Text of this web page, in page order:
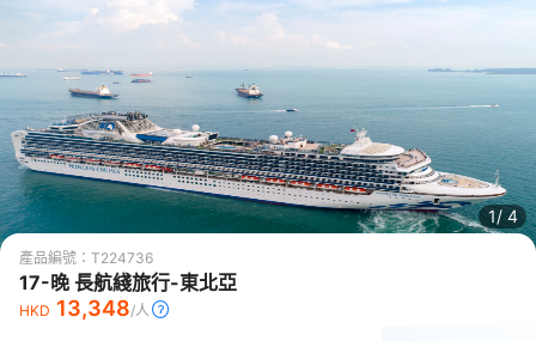
1/4
產品編號： T224736
17-晚 長航綫旅行-東北亞
HKD 13,348/人